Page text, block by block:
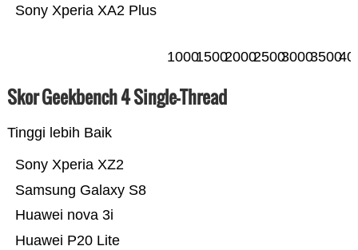
Sony Xperia XA2 Plus
100015002000250030003500
Skor Geekbench 4 Single-Thread
Tinggi lebih Baik
Huawei P20 Lite
Huawei nova 3i
Samsung Galaxy S8
Sony Xperia XZ2